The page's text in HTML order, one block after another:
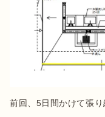
前回、5日間かけて張